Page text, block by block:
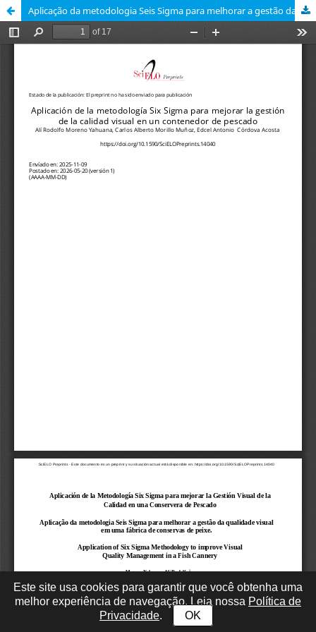
Aplicação da metodologia Seis Sigma para melhorar a gestão da qualidade visual em uma fábrica de conservas de peixe
Este site usa cookies para garantir que você obtenha uma
melhor experiência de navegação. Leia nossa Política de
Privacidade. OK